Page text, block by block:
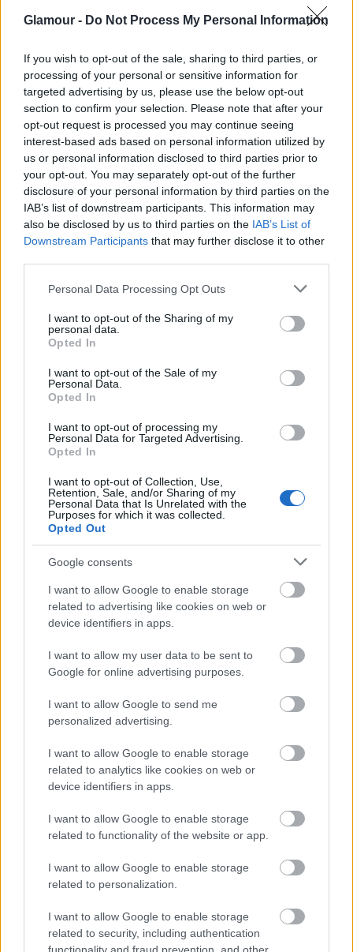
Glamour - Do Not Process My Personal Information
If you wish to opt-out of the sale, sharing to third parties, or
processing of your personal or sensitive information for
targeted advertising by us, please use the below opt-out
section to confirm your selection. Please note that after your
opt-out request is processed you may continue seeing
interest-based ads based on personal information utilized by
us or personal information disclosed to third parties prior to
your opt-out. You may separately opt-out of the further
disclosure of your personal information by third parties on the
IAB’s list of downstream participants. This information may
also be disclosed by us to third parties on the IAB’s List of
Downstream Participants that may further disclose it to other
Please note that this website/app uses one or more Google
not limited to your visit or usage behaviour. You may click to
grant or deny consent to Google and its third-party tags to
use your data for below specified purposes in below Google
consent section.
Personal Data Processing Opt Outs
I want to opt-out of the Sharing of my
personal data.
Opted In
I want to opt-out of the Sale of my
Personal Data.
Opted In
I want to opt-out of processing my
Personal Data for Targeted Advertising.
Opted In
I want to opt-out of Collection, Use,
Retention, Sale, and/or Sharing of my
Personal Data that Is Unrelated with the
Purposes for which it was collected.
Opted Out
Google consents
I want to allow Google to enable storage
related to advertising like cookies on web or
device identifiers in apps.
I want to allow my user data to be sent to
Google for online advertising purposes.
I want to allow Google to send me
personalized advertising.
I want to allow Google to enable storage
related to analytics like cookies on web or
device identifiers in apps.
I want to allow Google to enable storage
related to functionality of the website or app.
I want to allow Google to enable storage
related to personalization.
I want to allow Google to enable storage
related to security, including authentication
1. Narancsos- mustáros máz
Hozzávalók:100g Pödör Alma Balsamico Mustár,
1db narancs, leve, 110g nyírfa cukor, &frac12; db
narancs tűzdeléshez
Egy meleg serpenyőben keverd össze a barna
cukrot a Pödör Alma Balsamico mustárral és a
szószt kapsz. Nagyjából 6-8 percig. Miután kivetted
a húst a sütőből, kend be a narancsos-mustáros
páccal és tűzdeld meg narancs szeletekkel és a
szegfűszeggel. Ezután tedd vissza a sütőbe a húst.
Hozzávalók: 150g Dijon Mustár, 1,5dl száraz fehér
bor, 3 evőkanál méz, 1 szál friss rozmaring, levele
Így készítsd el:
Keverd össze a serpenyőben a mustárt a mézzel és
a fehér borral. Forrásban, addig kevergesd közepes
szószos állagot kapsz. Ezután adj hozzá nagyon
apróra vágott rozmaringot is. Végül kend be a
mázzal a már félkész húst.
3. Áfonyás- juharszirupos máz
Hozzávalók:
1 doboz áfonya, 2 dl áfonya ivólé, 100g
rúd fahéj
Így készítsd el: